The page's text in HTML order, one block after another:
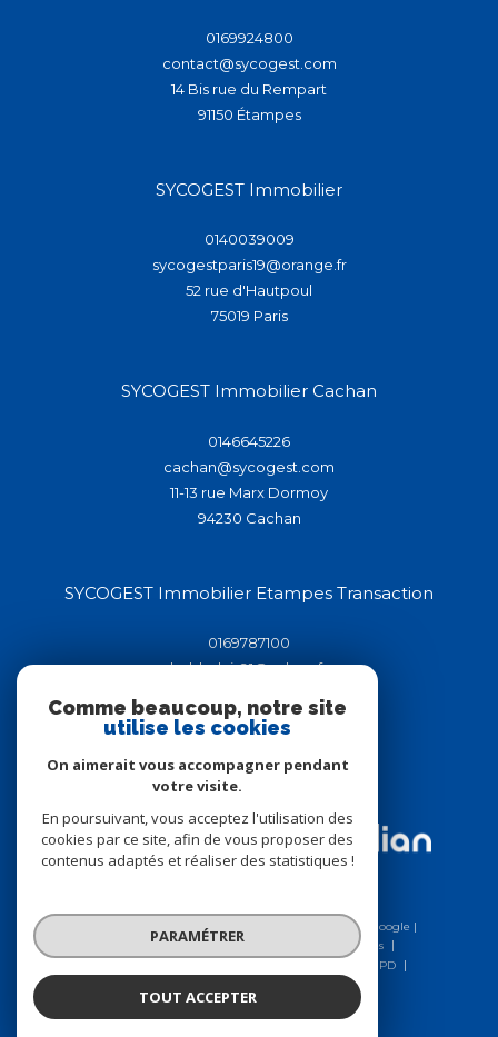
0169924800
contact@sycogest.com
14 Bis rue du Rempart
91150
étampes
SYCOGEST Immobilier
0140039009
sycogestparis19@orange.fr
52 rue d'Hautpoul
75019
paris
SYCOGEST Immobilier Cachan
0146645226
cachan@sycogest.com
11-13 rue Marx Dormoy
94230
cachan
SYCOGEST Immobilier Etampes Transaction
0169787100
helderluis91@yahoo.fr
91150 étampes
Adhérents
© 2026 | Tous droits réservés | Traduction powered by Google |
Nos honoraires
Plan du site
Mentions légales
Politique RGPD
Comme beaucoup, notre site
utilise les cookies
On aimerait vous accompagner pendant
votre visite.
En poursuivant, vous acceptez l'utilisation des
cookies par ce site, afin de vous proposer des
contenus adaptés et réaliser des statistiques !
PARAMÉTRER
TOUT ACCEPTER